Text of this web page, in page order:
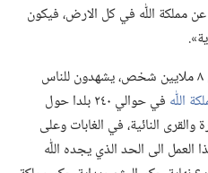
عن مملكة اللّٰه في كل الارض،‏ فيكون
ان شهود يهوه،‏ البالغ عددهم اكثر من ٨ ملايين شخص،‏ يشهدون للناس
اللّٰه
في حوالي ٢٤٠ بلدا حول
النائية،‏ في الغابات وعلى
الى الحد الذي يجده اللّٰه